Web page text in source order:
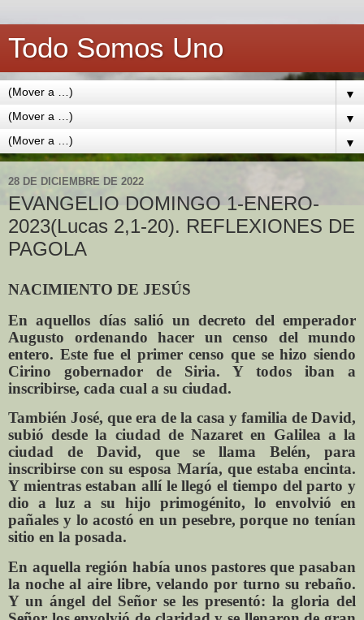
Todo Somos Uno
▼
▼
▼
28 DE DICIEMBRE DE 2022
EVANGELIO DOMINGO 1-ENERO-
2023(Lucas 2,1-20). REFLEXIONES DE
PAGOLA
NACIMIENTO DE JESÚS
En aquellos días salió un decreto del emperador
Augusto ordenando hacer un censo del mundo
entero. Este fue el primer censo que se hizo siendo
Cirino gobernador de Siria. Y todos iban a
inscribirse, cada cual a su ciudad.
También José, que era de la casa y familia de David,
subió desde la ciudad de Nazaret en Galilea a la
ciudad de David, que se llama Belén, para
inscribirse con su esposa María, que estaba encinta.
Y mientras estaban allí le llegó el tiempo del parto y
dio a luz a su hijo primogénito, lo envolvió en
pañales y lo acostó en un pesebre, porque no tenían
sitio en la posada.
En aquella región había unos pastores que pasaban
la noche al aire libre, velando por turno su rebaño.
Y un ángel del Señor se les presentó: la gloria del